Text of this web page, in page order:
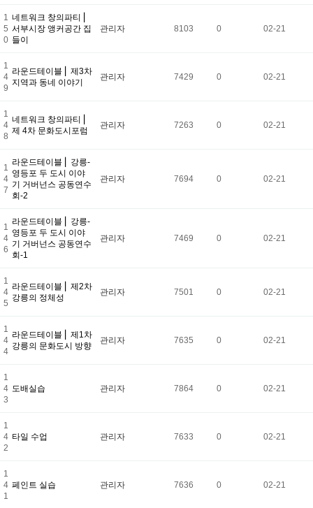
1
5
0
네트워크 창의파티 ⎜
서부시장 앵커공간 집
들이
관리자 8103 0 02-21
1
4
9
라운드테이블 ⎜ 제3차
지역과 동네 이야기
관리자 7429 0 02-21
1
4
8
네트워크 창의파티 ⎜
제 4차 문화도시포럼
관리자 7263 0 02-21
1
4
7
라운드테이블 ⎢ 강릉-
영등포 두 도시 이야
기 거버넌스 공동연수
회-2
관리자 7694 0 02-21
1
4
6
라운드테이블 ⎢ 강릉-
영등포 두 도시 이야
기 거버넌스 공동연수
회-1
관리자 7469 0 02-21
1
4
5
라운드테이블 ⎜ 제2차
강릉의 정체성
관리자 7501 0 02-21
1
4
4
라운드테이블 ⎜ 제1차
강릉의 문화도시 방향
관리자 7635 0 02-21
1
4
3
도배실습 관리자 7864 0 02-21
1
4
2
타일 수업 관리자 7633 0 02-21
1
4
1
페인트 실습 관리자 7636 0 02-21